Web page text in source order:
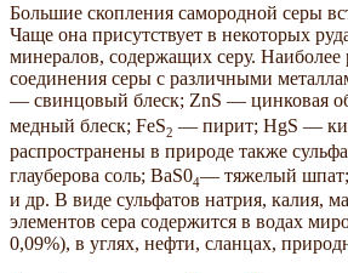
Большие скопления самородной серы
Чаще она присутствует в некоторых
минералов, содержащих серу. Наиболее
соединения серы с различными
— свинцовый блеск; ZnS — цинковая
медный блеск; FeS2 — пирит; HgS —
распространены в природе также
глауберова соль; BaS04— тяжелый шпат;
и др. В виде сульфатов натрия, калия,
элементов сера содержится в водах
0,09%), в углях, нефти, сланцах,